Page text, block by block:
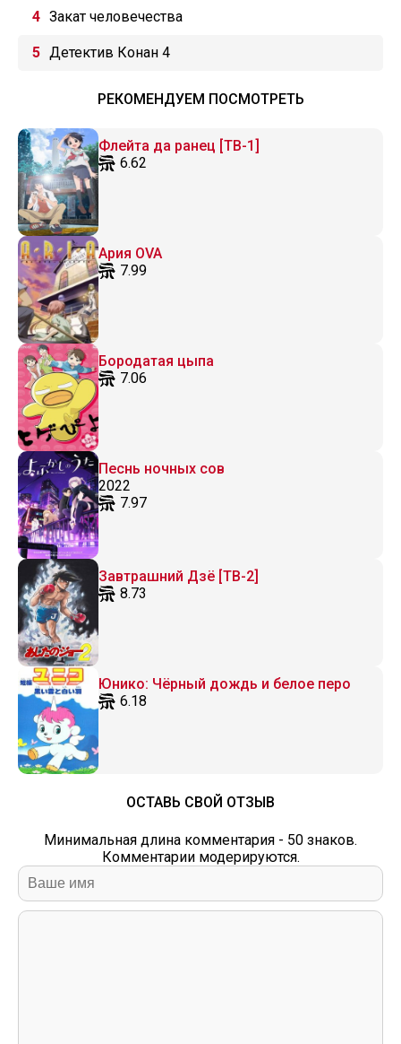
Безымянная песня
Закат человечества
Детектив Конан 4
РЕКОМЕНДУЕМ ПОСМОТРЕТЬ
Флейта да ранец [ТВ-1]
6.62
Ария OVA
7.99
Бородатая цыпа
7.06
Песнь ночных сов
2022
7.97
Завтрашний Дзё [ТВ-2]
8.73
Юнико: Чёрный дождь и белое перо
6.18
ОСТАВЬ СВОЙ ОТЗЫВ
Минимальная длина комментария - 50 знаков.
Комментарии модерируются.